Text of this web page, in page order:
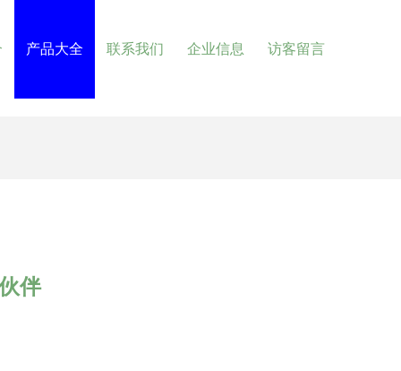
产品大全 联系我们 企业信息 访客留言
伴